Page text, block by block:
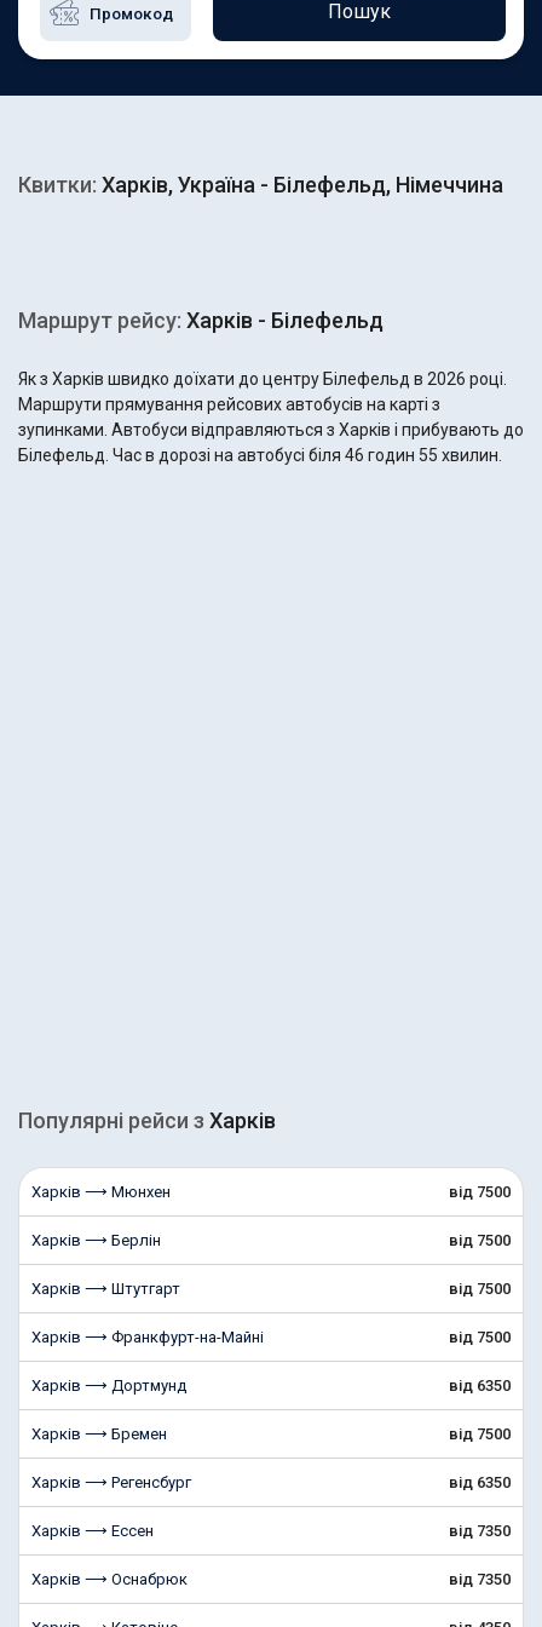
Пошук
Квитки: Харків, Україна - Білефельд, Німеччина
Маршрут рейсу: Харків - Білефельд
Як з Харків швидко доїхати до центру Білефельд в 2026 році.
Маршрути прямування рейсових автобусів на карті з
зупинками. Автобуси відправляються з Харків і прибувають до
Білефельд. Час в дорозі на автобусі біля 46 годин 55 хвилин.
Популярні рейcи з Харків
Харків ⟶ Мюнхен від 7500
Харків ⟶ Берлін від 7500
Харків ⟶ Штутгарт від 7500
Харків ⟶ Франкфурт-на-Майні від 7500
Харків ⟶ Дортмунд від 6350
Харків ⟶ Бремен від 7500
Харків ⟶ Регенсбург від 6350
Харків ⟶ Ессен від 7350
Харків ⟶ Оснабрюк від 7350